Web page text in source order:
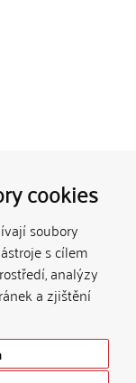
cookies
soubory
s cílem
analýzy
a zjištění